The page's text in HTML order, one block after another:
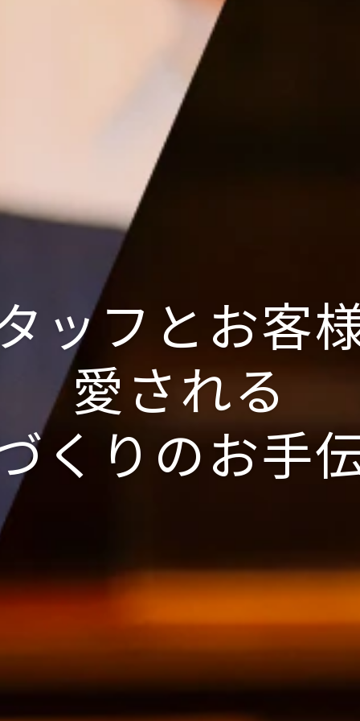
ッフとお客
愛される
くりのお手